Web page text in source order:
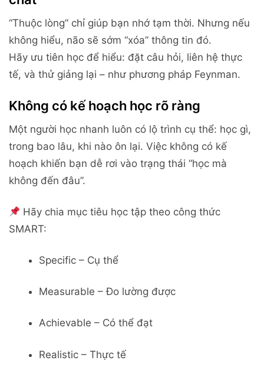
“Thuộc lòng” chỉ giúp bạn nhớ tạm thời. Nhưng nếu
không hiểu, não sẽ sớm “xóa” thông tin đó.
Hãy ưu tiên học để hiểu: đặt câu hỏi, liên hệ thực
tế, và thử giảng lại – như phương pháp Feynman.
Không có kế hoạch học rõ ràng
Một người học nhanh luôn có lộ trình cụ thể: học gì,
trong bao lâu, khi nào ôn lại. Việc không có kế
hoạch khiến bạn dễ rơi vào trạng thái “học mà
không đến đâu”.
Hãy chia mục tiêu học tập theo công thức
SMART:
Specific – Cụ thể
Measurable – Đo lường được
Achievable – Có thể đạt
Realistic – Thực tế